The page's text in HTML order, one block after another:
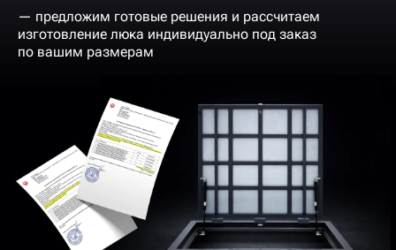
— предложим готовые решения и рассчитаем
изготовление люка индивидуально под заказ
по вашим размерам